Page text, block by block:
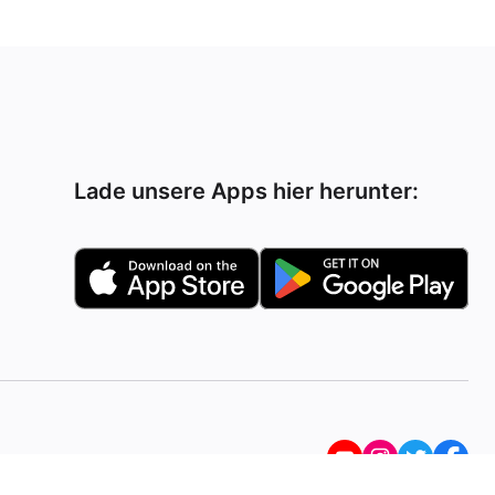
Lade unsere Apps hier herunter: